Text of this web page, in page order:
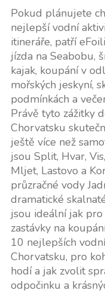
Pokud plánujete
nejlepší vodní
itineráře, patří
jízda na Seabobu,
kajak, koupání v
mořských jeskyní,
podmínkách a
Právě tyto zážitky
Chorvatsku
ještě více než
jsou Split, Hvar,
Mljet, Lastovo a
průzračné vody
dramatické
jsou ideální jak
zastávky na
10 nejlepších
Chorvatsku, pro
hodí a jak zvolit
odpočinku a